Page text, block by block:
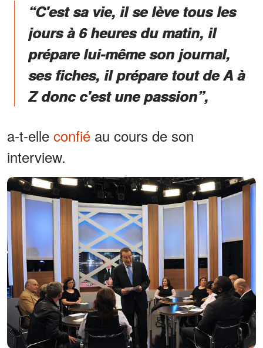
“C'est sa vie, il se lève tous les
jours à 6 heures du matin, il
prépare lui-même son journal,
ses fiches, il prépare tout de A à
Z donc c'est une passion”,
a-t-elle confié au cours de son
interview.